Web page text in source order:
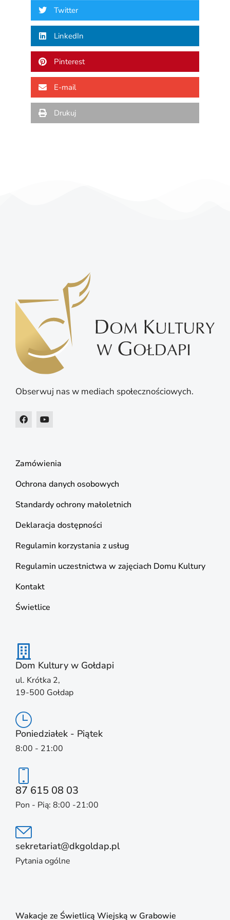
Twitter
LinkedIn
Pinterest
E-mail
Drukuj
Obserwuj nas w mediach społecznościowych.
Zamówienia
Ochrona danych osobowych
Standardy ochrony małoletnich
Deklaracja dostępności
Regulamin korzystania z usług
Regulamin uczestnictwa w zajęciach Domu Kultury
Kontakt
Świetlice
Dom Kultury w Gołdapi
ul. Krótka 2,
19-500 Gołdap
Poniedziałek - Piątek
8:00 - 21:00
87 615 08 03
Pon - Pią: 8:00 -21:00
sekretariat@dkgoldap.pl
Pytania ogólne
Wakacje ze Świetlicą Wiejską w Grabowie